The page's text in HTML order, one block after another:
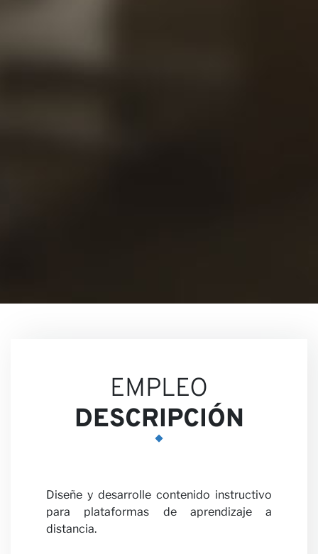
EMPLEO
DESCRIPCIÓN
Diseñe y desarrolle contenido instructivo
para plataformas de aprendizaje a
distancia.